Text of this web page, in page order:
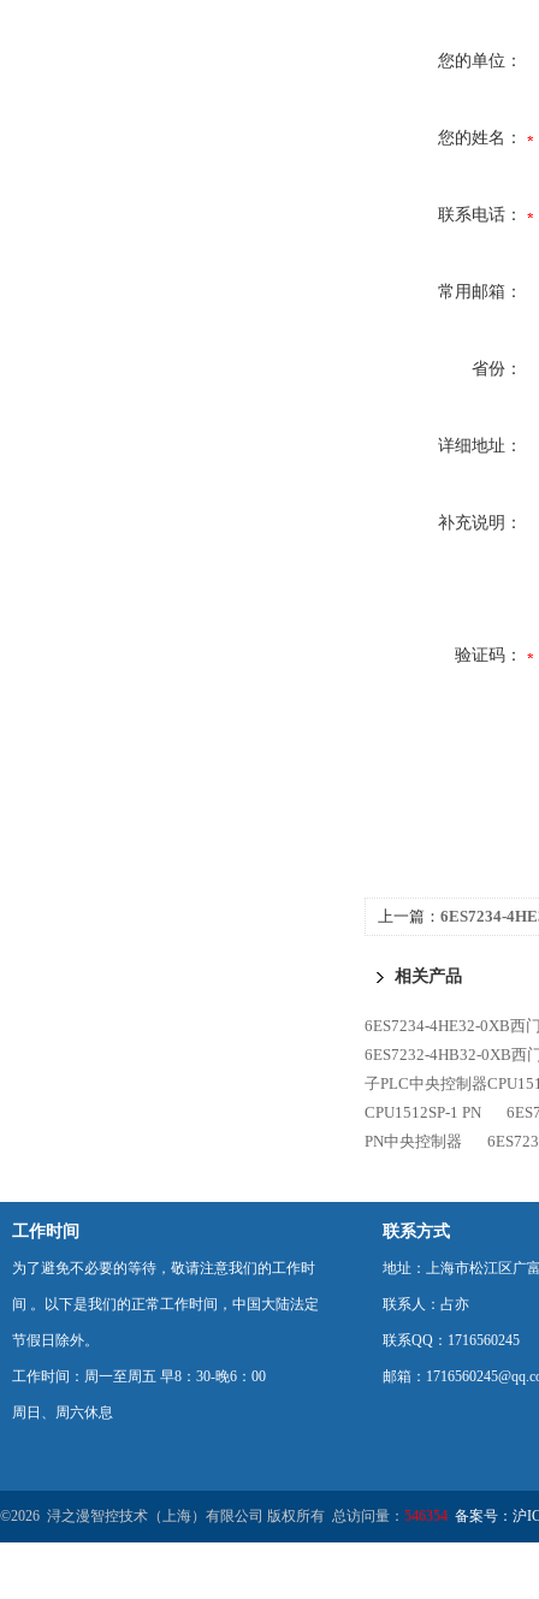
您的单位：
您的姓名：
联系电话：
常用邮箱：
省份：
详细地址：
补充说明：
验证码：
上一篇： 6ES7234-
相关产品
6ES7234-4HE32-0XB西
6ES7232-4HB32-0XB西
子PLC中央控制器
CPU1512SP-1 PN
PN中央控制器
工作时间
为了避免不必要的等待，敬请注意我们的工作时
间 。以下是我们的正常工作时间，中国大陆法定
节假日除外。
工作时间：周一至周五 早8：30-晚6：00
周日、周六休息
联系方式
地址：上海市松江区广
联系人：占亦
联系QQ：1716560245
邮箱：
©2026 浔之漫智控技术（上海）有限公司 版权所有 总访问量： 546354 备案号：沪